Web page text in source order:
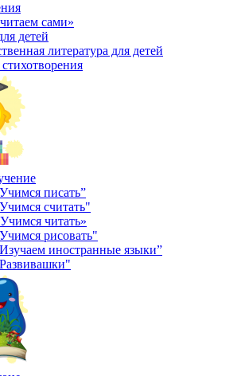
сами»
детей
литература для детей
писать”
считать"
читать»
рисовать"
иностранные языки”